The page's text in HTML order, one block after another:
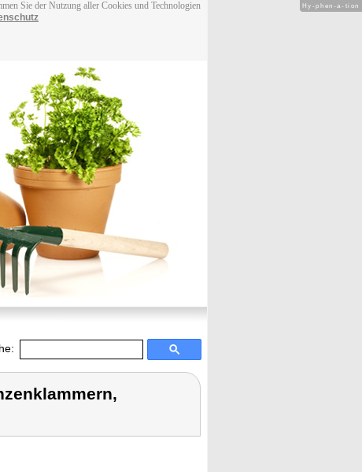
Sie der Nutzung aller Cookies und Technologien
Hy-phen-a-tion